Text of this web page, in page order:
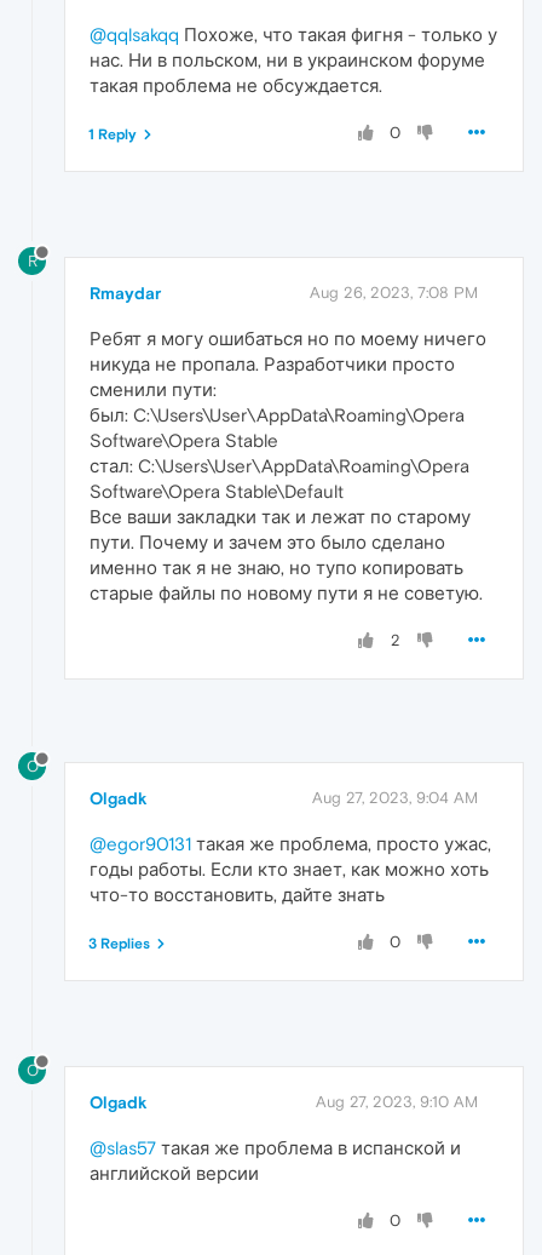
@qqlsakqq Похоже, что такая фигня - только у
нас. Ни в польском, ни в украинском форуме
такая проблема не обсуждается.
0
1 Reply
R
Rmaydar Aug 26, 2023, 7:08 PM
Ребят я могу ошибаться но по моему ничего
никуда не пропала. Разработчики просто
сменили пути:
был: C:\Users\User\AppData\Roaming\Opera
Software\Opera Stable
стал: C:\Users\User\AppData\Roaming\Opera
Software\Opera Stable\Default
Все ваши закладки так и лежат по старому
пути. Почему и зачем это было сделано
именно так я не знаю, но тупо копировать
старые файлы по новому пути я не советую.
2
O
Olgadk Aug 27, 2023, 9:04 AM
@egor90131 такая же проблема, просто ужас,
годы работы. Если кто знает, как можно хоть
что-то восстановить, дайте знать
0
3 Replies
O
Olgadk Aug 27, 2023, 9:10 AM
@slas57 такая же проблема в испанской и
английской версии
0